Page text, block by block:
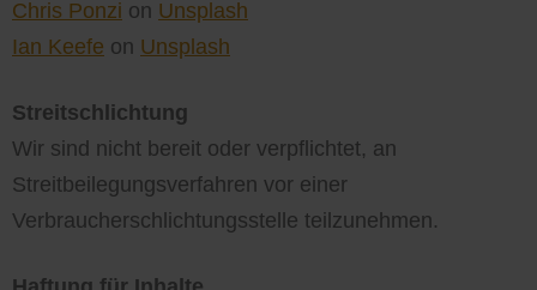
Chris Ponzi on Unsplash
Ian Keefe on Unsplash
Streitschlichtung
Wir sind nicht bereit oder verpflichtet, an
Streitbeilegungsverfahren vor einer
Verbraucherschlichtungsstelle teilzunehmen.